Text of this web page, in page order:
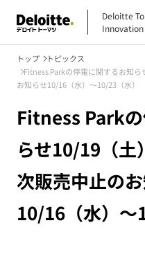
Deloitte
Innovation
トップ
トピックス
Fitness Parkの停電に関するお知
お知らせ10/16（水）～10/23（水）
Fitness Park
らせ10/19（土
次販売中止の
10/16（水）～